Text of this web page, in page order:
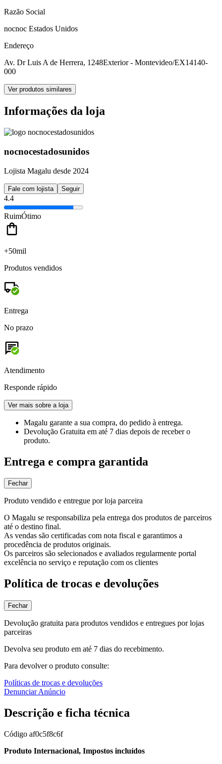
Razão Social
nocnoc Estados Unidos
Endereço
Av. Dr Luis A de Herrera, 1248Exterior - Montevideo/EX14140-
000
Ver produtos similares
Informações da loja
nocnocestadosunidos
Lojista Magalu desde 2024
Fale com lojista Seguir
4.4
RuimÓtimo
+50mil
Produtos vendidos
Entrega
No prazo
Atendimento
Responde rápido
Ver mais sobre a loja
Magalu garante a sua compra, do pedido à entrega.
Devolução Gratuita em até 7 dias depois de receber o
produto.
Entrega e compra garantida
Fechar
Produto vendido e entregue por loja parceira
O Magalu se responsabiliza pela entrega dos produtos de parceiros
até o destino final.
As vendas são certificadas com nota fiscal e garantimos a
procedência de produtos originais.
Os parceiros são selecionados e avaliados regularmente portal
excelência no serviço e reputação com os clientes
Política de trocas e devoluções
Fechar
Devolução gratuita para produtos vendidos e entregues por lojas
parceiras
Devolva seu produto em até 7 dias do recebimento.
Para devolver o produto consulte:
Políticas de trocas e devoluções
Denunciar Anúncio
Descrição e ficha técnica
Código af0c5f8c6f
Produto Internacional, Impostos incluídos